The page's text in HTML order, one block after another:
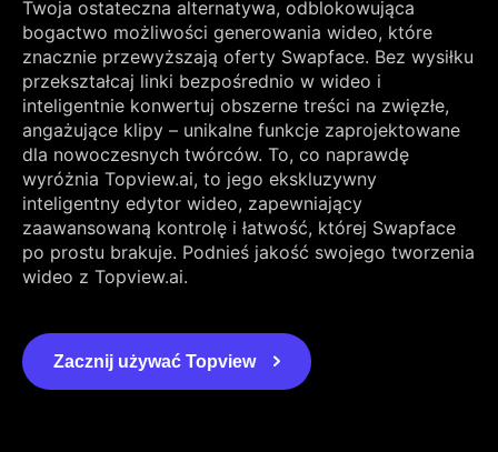
Twoja ostateczna alternatywa, odblokowująca
bogactwo możliwości generowania wideo, które
znacznie przewyższają oferty Swapface. Bez wysiłku
przekształcaj linki bezpośrednio w wideo i
inteligentnie konwertuj obszerne treści na zwięzłe,
angażujące klipy – unikalne funkcje zaprojektowane
dla nowoczesnych twórców. To, co naprawdę
wyróżnia Topview.ai, to jego ekskluzywny
inteligentny edytor wideo, zapewniający
zaawansowaną kontrolę i łatwość, której Swapface
po prostu brakuje. Podnieś jakość swojego tworzenia
wideo z Topview.ai.
Zacznij używać Topview